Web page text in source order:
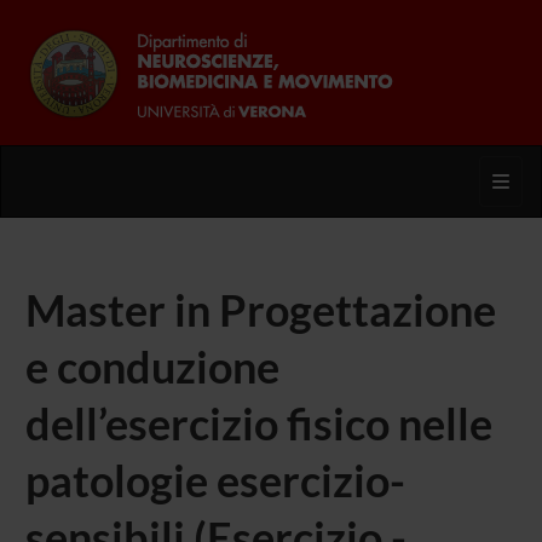
Master in Progettazione
e conduzione
dell’esercizio fisico nelle
patologie esercizio-